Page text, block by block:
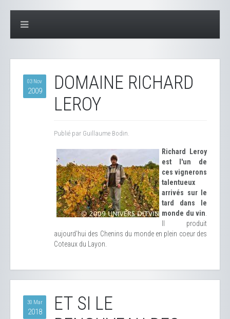
03 Nov
2009
DOMAINE RICHARD
LEROY
Publié par Guillaume Bodin.
Richard Leroy
est l'un de
ces vignerons
talentueux
arrivés sur le
tard dans le
monde du vin
Il produit
aujourd'hui des Chenins du monde en plein coeur des
Coteaux du Layon.
30 Mar
2018
ET SI LE